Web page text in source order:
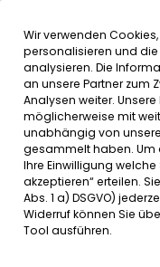
AMTLICHE
Montag, 12.06.2023
Aus der öffentlichen
Wir verwenden
personalisieren und die
analysieren. Die
an unsere Partner zum
Analysen weiter.
möglicherweise mit
unabhängig von
gesammelt haben. Um
Ihre Einwilligung welche
akzeptieren“ erteilen.
Abs. 1 a) DSGVO)
Widerruf können Sie
Tool ausführen.